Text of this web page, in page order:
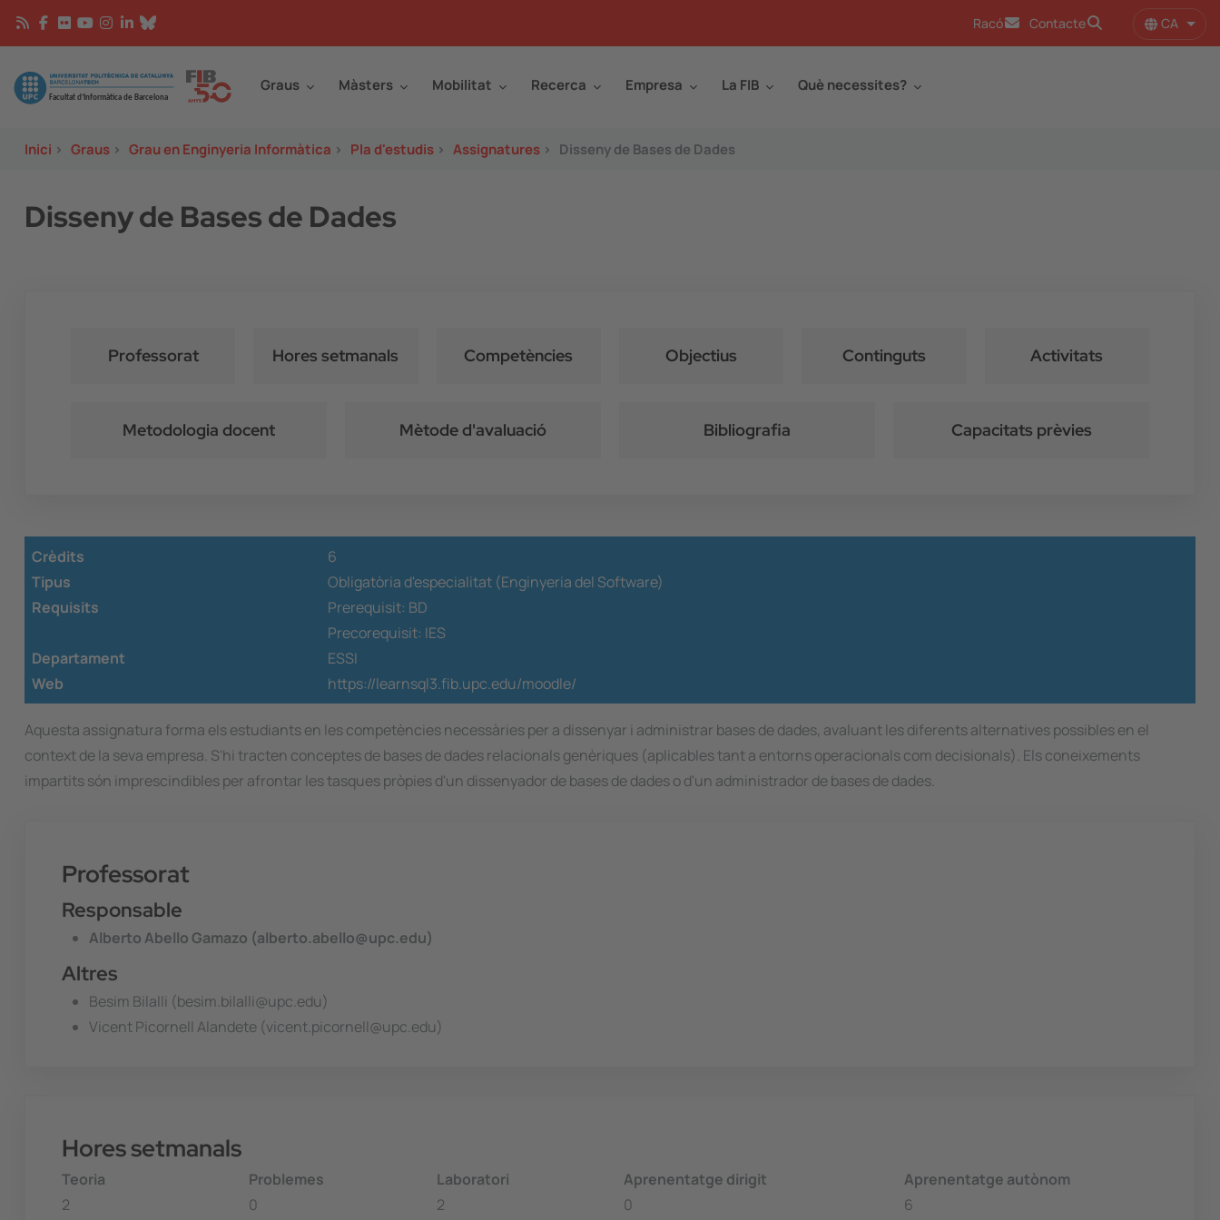
Vés al contingut
Racó Contacte CA
Image Graus Màsters Mobilitat Recerca Empresa La FIB Què necessites?
Inici > Graus > Grau en Enginyeria Informàtica > Pla d'estudis > Assignatures > Disseny de Bases de Dades
Disseny de Bases de Dades
Professorat Hores setmanals Competències Objectius Continguts Activitats
Metodologia docent Mètode d'avaluació Bibliografia Capacitats prèvies
Crèdits
6
Tipus
Obligatòria d'especialitat (Enginyeria del Software)
Requisits
Prerequisit: BD
Precorequisit: IES
Departament
ESSI
Web
https://learnsql3.fib.upc.edu/moodle/
Aquesta assignatura forma els estudiants en les competències necessàries per a dissenyar i administrar bases de dades, avaluant les diferents alternatives possibles en el
context de la seva empresa. S'hi tracten conceptes de bases de dades relacionals genèriques (aplicables tant a entorns operacionals com decisionals). Els coneixements
impartits són imprescindibles per afrontar les tasques pròpies d'un dissenyador de bases de dades o d'un administrador de bases de dades.
Professorat
Responsable
Alberto Abello Gamazo (alberto.abello@upc.edu)
Altres
Besim Bilalli (besim.bilalli@upc.edu)
Vicent Picornell Alandete (vicent.picornell@upc.edu)
Hores setmanals
Teoria
2
Problemes
0
Laboratori
2
Aprenentatge dirigit
0
Aprenentatge autònom
6